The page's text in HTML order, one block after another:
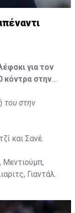
για τον
κόντρα στην
του στην
και Σανέ.
Μεντιούμπ,
Γιαντάλ.